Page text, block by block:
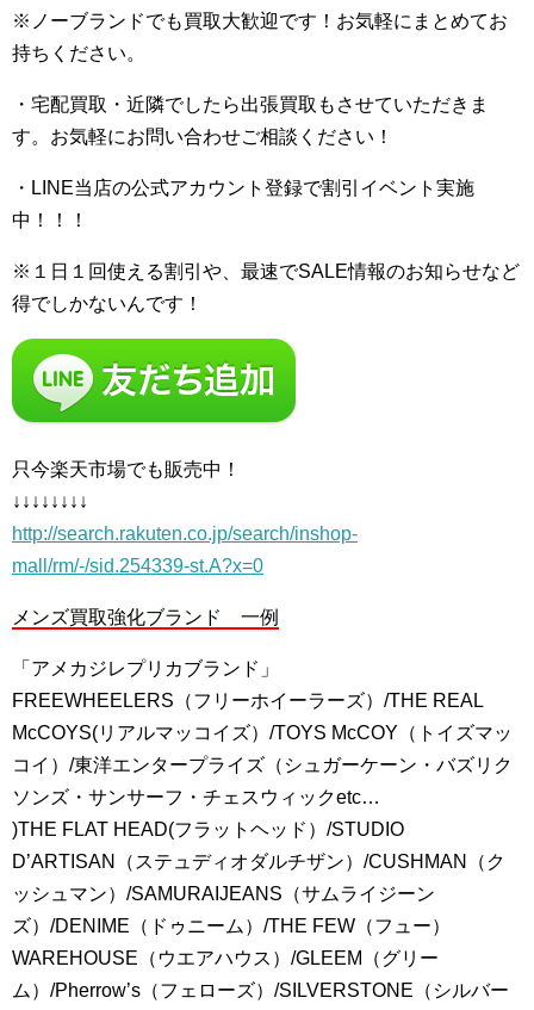
※ノーブランドでも買取大歓迎です！お気軽にまとめてお
持ちください。
・宅配買取・近隣でしたら出張買取もさせていただきま
す。お気軽にお問い合わせご相談ください！
・LINE当店の公式アカウント登録で割引イベント実施
中！！！
※１日１回使える割引や、最速でSALE情報のお知らせなど
得でしかないんです！
只今楽天市場でも販売中！
↓↓↓↓↓↓↓↓
http://search.rakuten.co.jp/search/inshop-
mall/rm/-/sid.254339-st.A?x=0
メンズ買取強化ブランド 一例
「アメカジレプリカブランド」
FREEWHEELERS（フリーホイーラーズ）/THE REAL
McCOYS(リアルマッコイズ）/TOYS McCOY（トイズマッ
コイ）/東洋エンタープライズ（シュガーケーン・バズリク
ソンズ・サンサーフ・チェスウィックetc…
)THE FLAT HEAD(フラットヘッド）/STUDIO
D’ARTISAN（ステュディオダルチザン）/CUSHMAN（ク
ッシュマン）/SAMURAIJEANS（サムライジーン
ズ）/DENIME（ドゥニーム）/THE FEW（フュー）
WAREHOUSE（ウエアハウス）/GLEEM（グリー
ム）/Pherrow’s（フェローズ）/SILVERSTONE（シルバー